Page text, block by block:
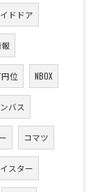
ドドア
円位 NBOX
バス
コマツ
スター